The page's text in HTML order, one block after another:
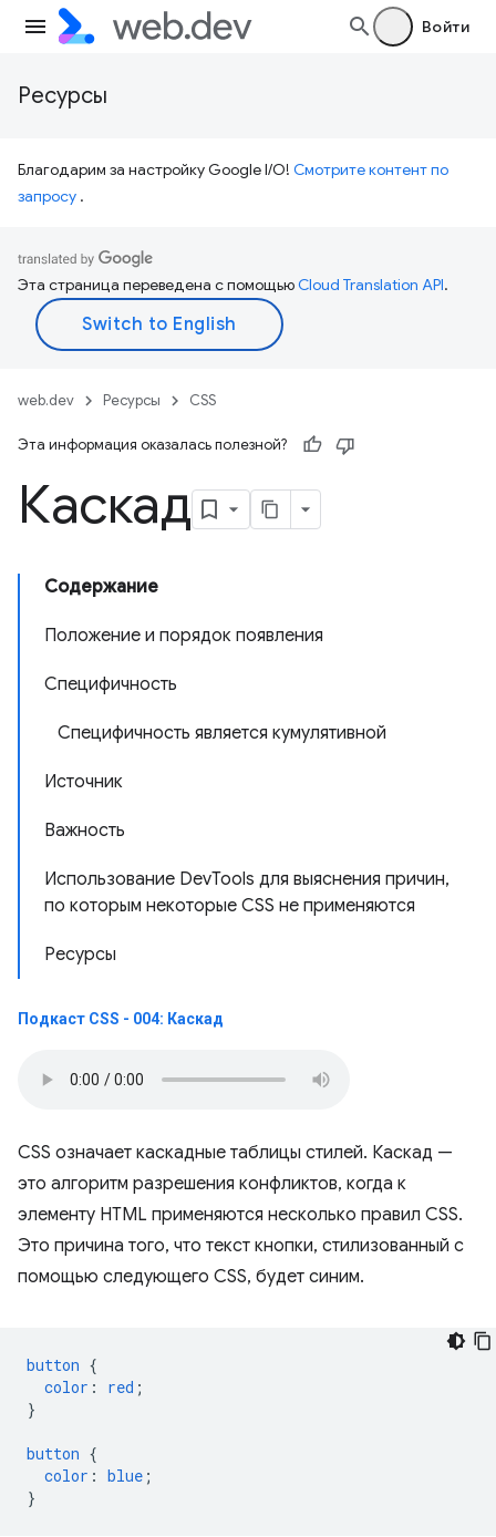
Войти
Ресурсы
Благодарим за настройку Google I/O! Смотрите контент по
запросу .
Эта страница переведена с помощьюCloud Translation API.
web.dev Ресурсы CSS
Эта информация оказалась полезной?
Каскад
Содержание
Положение и порядок появления
Специфичность
Специфичность является кумулятивной
Источник
Важность
Использование DevTools для выяснения причин,
по которым некоторые CSS не применяются
Ресурсы
Подкаст CSS - 004: Каскад
CSS означает каскадные таблицы стилей. Каскад —
это алгоритм разрешения конфликтов, когда к
элементу HTML применяются несколько правил CSS.
Это причина того, что текст кнопки, стилизованный с
помощью следующего CSS, будет синим.
button {
color : red ;
}
button {
color : blue ;
}